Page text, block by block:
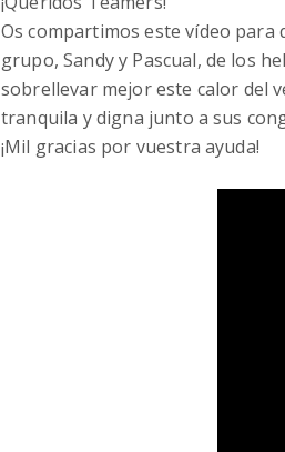
Os compartimos este vídeo para
grupo, Sandy y Pascual, de los
sobrellevar mejor este calor del
tranquila y digna junto a sus
¡Mil gracias por vuestra ayuda!